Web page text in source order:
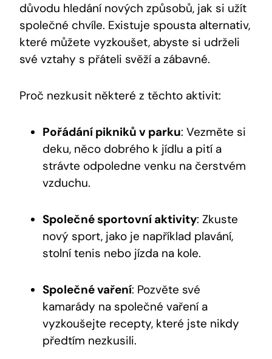
důvodu hledání nových způsobů, jak si užít
společné chvíle. Existuje spousta alternativ,
které můžete vyzkoušet, abyste si udrželi
své vztahy s přáteli svěží a zábavné.
Proč nezkusit některé z těchto aktivit:
Pořádání pikniků v parku: Vezměte si
deku, něco dobrého k jídlu a pití a
strávte odpoledne venku na čerstvém
vzduchu.
Společné sportovní aktivity: Zkuste
nový sport, jako je například plavání,
stolní tenis nebo jízda na kole.
Společné vaření: Pozvěte své
kamarády na společné vaření a
vyzkoušejte recepty, které jste nikdy
předtím nezkusili.